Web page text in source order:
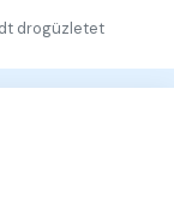
drogüzletet